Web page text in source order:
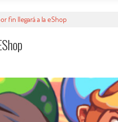
fin llegará a la eShop